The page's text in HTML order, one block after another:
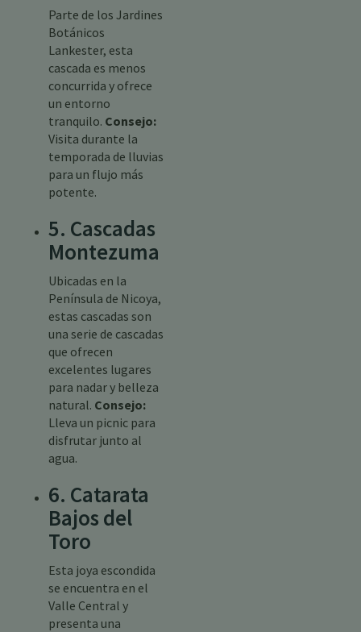
Parte de los Jardines
Botánicos
Lankester, esta
cascada es menos
concurrida y ofrece
un entorno
tranquilo. Consejo:
Visita durante la
temporada de lluvias
para un flujo más
potente.
5. Cascadas
Montezuma
Ubicadas en la
Península de Nicoya,
estas cascadas son
una serie de cascadas
que ofrecen
excelentes lugares
para nadar y belleza
natural. Consejo:
Lleva un picnic para
disfrutar junto al
agua.
6. Catarata
Bajos del
Toro
Esta joya escondida
se encuentra en el
Valle Central y
presenta una